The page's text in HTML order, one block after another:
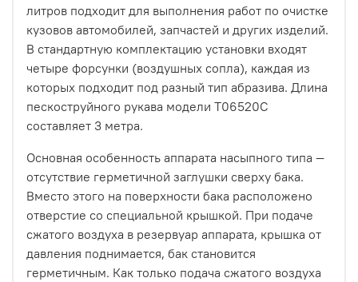
литров подходит для выполнения работ по очистке
кузовов автомобилей, запчастей и других изделий.
В стандартную комплектацию установки входят
четыре форсунки (воздушных сопла), каждая из
которых подходит под разный тип абразива. Длина
пескоструйного рукава модели T06520C
составляет 3 метра.
Основная особенность аппарата насыпного типа —
отсутствие герметичной заглушки сверху бака.
Вместо этого на поверхности бака расположено
отверстие со специальной крышкой. При подаче
сжатого воздуха в резервуар аппарата, крышка от
давления поднимается, бак становится
герметичным. Как только подача сжатого воздуха